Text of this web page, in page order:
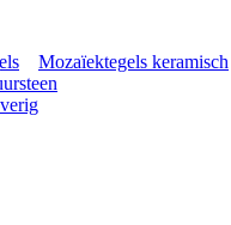
Mozaïektegels keramisch